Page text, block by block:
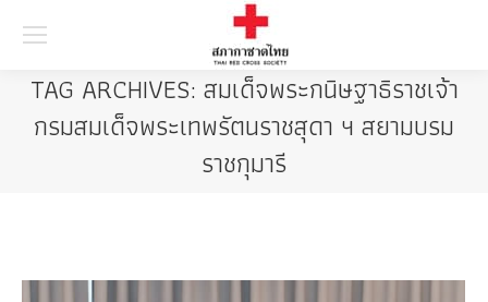
TAG ARCHIVES: สมเด็จพระกนิษฐาธิราชเจ้า
กรมสมเด็จพระเทพรัตนราชสุดา ฯ สยามบรม
ราชกุมารี